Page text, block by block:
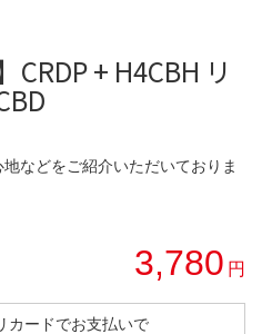
CRDP + H4CBH リ
などをご紹介いただいておりま
3,780 円
カードでお支払いで